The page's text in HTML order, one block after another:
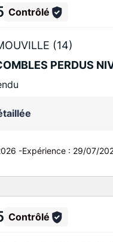
Contrôlé
(14)
PERDUS
-Expérience : 29/07/
Contrôlé